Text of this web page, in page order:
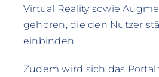
Virtual Reality sowie
gehören, die den Nutzer
einbinden.
Zudem wird sich das